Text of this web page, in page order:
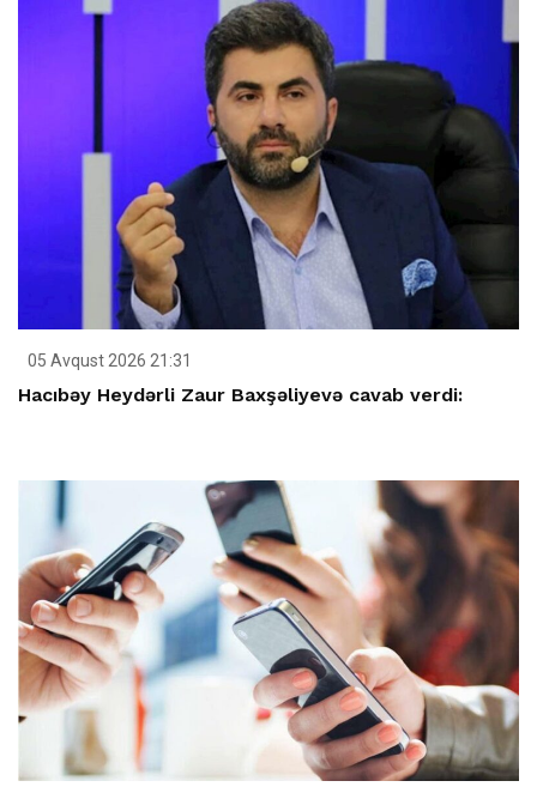
05 Avqust 2026 21:31
Hacıbəy Heydərli Zaur Baxşəliyevə cavab verdi: